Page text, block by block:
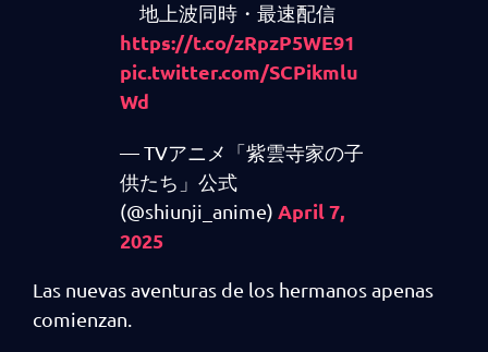
地上波同時・最速配信
https://t.co/zRpzP5WE91
pic.twitter.com/SCPikmlu
Wd
— TVアニメ「紫雲寺家の子
供たち」公式
(@shiunji_anime) April 7,
2025
Las nuevas aventuras de los hermanos apenas
comienzan.